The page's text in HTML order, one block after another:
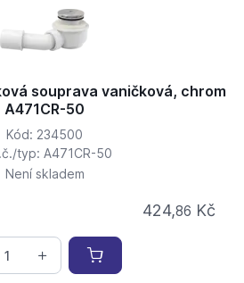
souprava vaničková, chrom
A471CR-50
Kód: 234500
typ: A471CR-50
Není skladem
424,86 Kč